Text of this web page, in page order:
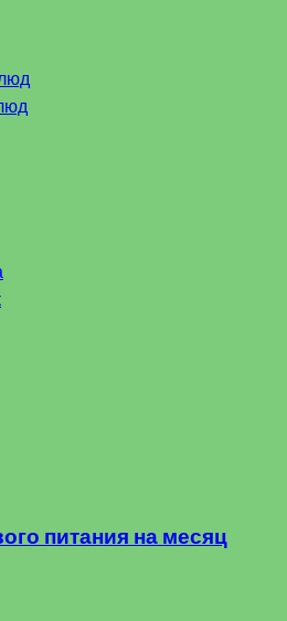
питания на месяц